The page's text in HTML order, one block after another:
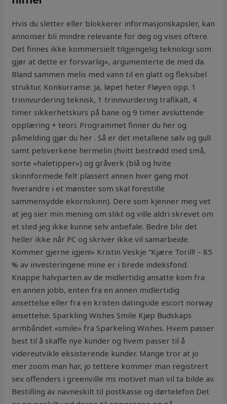
Hvis du sletter eller blokkerer informasjonskapsler, kan
annonser bli mindre relevante for deg og vises oftere.
Det finnes ikke kommersielt tilgjengelig teknologi som
gjør at dette er forsvarlig», argumenterte de med da.
Bland sammen melis med vann til en glatt og fleksibel
struktur. Konkurranse: Ja, løpet heter Fløyen opp. 1
trinnvurdering teknisk, 1 trinnvurdering trafikalt, 4
timer sikkerhetskurs på bane og 9 timer avsluttende
opplæring + teori. Programmet finner du her og
påmelding gjør du her . Så er det metallene sølv og gull
samt pelsverkene hermelin (hvitt bestrødd med små,
sorte «haletipper») og gråverk (blå og hvite
skinnformede felt plassert annen hver gang mot
hverandre i et mønster som skal forestille
sammensydde ekornskinn). Dere som kjenner meg vet
at jeg sier min mening om slikt og ville aldri skrevet om
et sted jeg ikke kunne selv anbefale. Bedre blir det
heller ikke når PC og skriver ikke vil samarbeide.
Kommer gjerne igjen!» Kristin Veskje “Kjære Torill! – 85
% av investeringene mine er i brede indeksfond.
Knappe halvparten av de midlertidig ansatte kom fra
en annen jobb, enten fra en annen midlertidig
ansettelse eller fra en kristen datingside escort norway
ansettelse. Sparkling Wishes Smile Kjøp Budskaps
armbåndet «smile» fra Sparkeling Wishes. Hvem passer
best til å skaffe nye kunder og hvem passer til å
videreutvikle eksisterende kunder. Mange tror at jo
mer zoom man har, jo tettere kommer man registrert
sex offenders i greenville ms motivet man vil ta bilde av.
Bestilling av navneskilt til postkasse og dørtelefon Det